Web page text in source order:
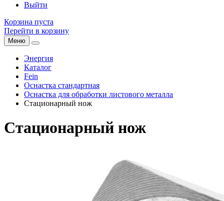
Выйти
Корзина пуста
Перейти в корзину
Меню
Энергия
Каталог
Fein
Оснастка стандартная
Оснастка для обработки листового металла
Стационарный нож
Стационарный нож